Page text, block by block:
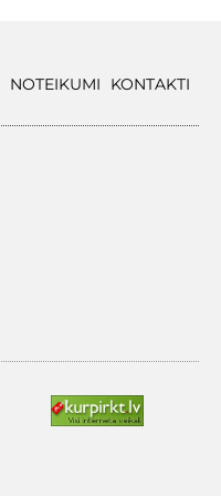
NOTEIKUMI KONTAKTI